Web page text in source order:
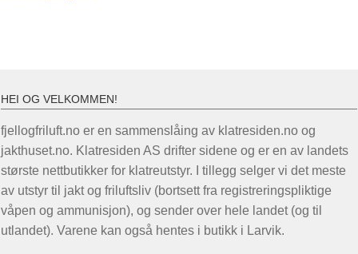
HEI OG VELKOMMEN!
fjellogfriluft.no er en sammenslåing av klatresiden.no og
jakthuset.no. Klatresiden AS drifter sidene og er en av landets
største nettbutikker for klatreutstyr. I tillegg selger vi det meste
av utstyr til jakt og friluftsliv (bortsett fra registreringspliktige
våpen og ammunisjon), og sender over hele landet (og til
utlandet). Varene kan også hentes i butikk i Larvik.